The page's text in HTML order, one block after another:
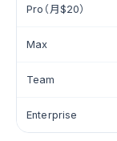
Pro（月$20）
Max
Team
Enterprise